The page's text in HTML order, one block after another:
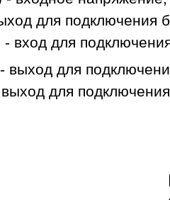
для подключения
вход для
выход для
для